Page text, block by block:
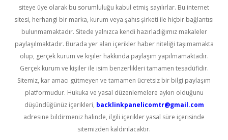
siteye üye olarak bu sorumluluğu kabul etmiş sayılırlar. Bu internet
sitesi, herhangi bir marka, kurum veya şahıs şirketi ile hiçbir bağlantısı
bulunmamaktadır. Sitede yalnızca kendi hazırladığımız makaleler
paylaşılmaktadır. Burada yer alan içerikler haber niteliği taşımamakta
olup, gerçek kurum ve kişiler hakkında paylaşım yapılmamaktadır.
Gerçek kurum ve kişiler ile isim benzerlikleri tamamen tesadüfidir.
Sitemiz, kar amacı gütmeyen ve tamamen ücretsiz bir bilgi paylaşım
platformudur. Hukuka ve yasal düzenlemelere aykırı olduğunu
düşündüğünüz içerikleri, backlinkpanelicomtr@gmail.com
adresine bildirmeniz halinde, ilgili içerikler yasal süre içerisinde
sitemizden kaldırılacaktır.